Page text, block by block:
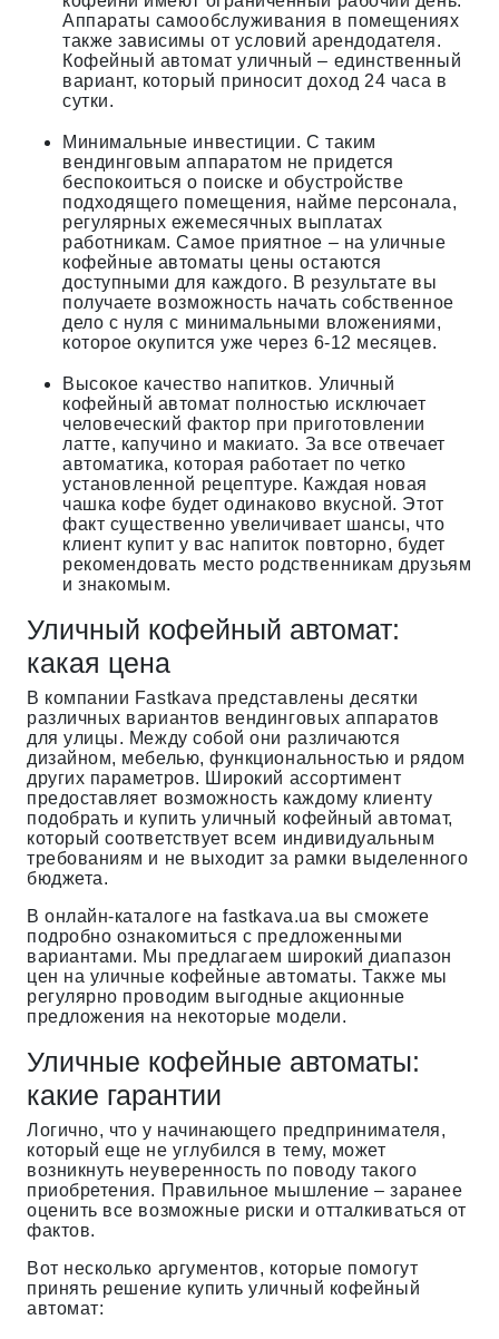
Аппараты самообслуживания в помещениях
также зависимы от условий арендодателя.
Кофейный автомат уличный – единственный
вариант, который приносит доход 24 часа в
сутки.
Минимальные инвестиции. С таким
вендинговым аппаратом не придется
беспокоиться о поиске и обустройстве
подходящего помещения, найме персонала,
регулярных ежемесячных выплатах
работникам. Самое приятное – на уличные
кофейные автоматы цены остаются
доступными для каждого. В результате вы
получаете возможность начать собственное
дело с нуля с минимальными вложениями,
которое окупится уже через 6-12 месяцев.
Высокое качество напитков. Уличный
кофейный автомат полностью исключает
человеческий фактор при приготовлении
латте, капучино и макиато. За все отвечает
автоматика, которая работает по четко
установленной рецептуре. Каждая новая
чашка кофе будет одинаково вкусной. Этот
факт существенно увеличивает шансы, что
клиент купит у вас напиток повторно, будет
рекомендовать место родственникам друзьям
и знакомым.
Уличный кофейный автомат:
какая цена
В компании Fastkava представлены десятки
различных вариантов вендинговых аппаратов
для улицы. Между собой они различаются
дизайном, мебелью, функциональностью и рядом
других параметров. Широкий ассортимент
предоставляет возможность каждому клиенту
подобрать и купить уличный кофейный автомат,
который соответствует всем индивидуальным
требованиям и не выходит за рамки выделенного
бюджета.
В онлайн-каталоге на fastkava.ua вы сможете
подробно ознакомиться с предложенными
вариантами. Мы предлагаем широкий диапазон
цен на уличные кофейные автоматы. Также мы
регулярно проводим выгодные акционные
предложения на некоторые модели.
Уличные кофейные автоматы:
какие гарантии
Логично, что у начинающего предпринимателя,
который еще не углубился в тему, может
возникнуть неуверенность по поводу такого
приобретения. Правильное мышление – заранее
оценить все возможные риски и отталкиваться от
фактов.
Вот несколько аргументов, которые помогут
принять решение купить уличный кофейный
автомат: